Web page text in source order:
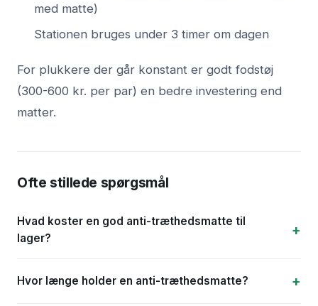
med matte)
Stationen bruges under 3 timer om dagen
For plukkere der går konstant er godt fodstøj
(300-600 kr. per par) en bedre investering end
matter.
Ofte stillede spørgsmål
Hvad koster en god anti-træthedsmatte til
lager?
Hvor længe holder en anti-træthedsmatte?